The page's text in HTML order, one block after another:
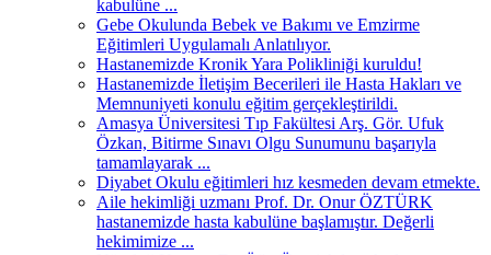
kabulüne ...
Gebe Okulunda Bebek ve Bakımı ve Emzirme
Eğitimleri Uygulamalı Anlatılıyor.
Hastanemizde Kronik Yara Polikliniği kuruldu!
Hastanemizde İletişim Becerileri ile Hasta Hakları ve
Memnuniyeti konulu eğitim gerçekleştirildi.
Amasya Üniversitesi Tıp Fakültesi Arş. Gör. Ufuk
Özkan, Bitirme Sınavı Olgu Sunumunu başarıyla
tamamlayarak ...
Diyabet Okulu eğitimleri hız kesmeden devam etmekte.
Aile hekimliği uzmanı Prof. Dr. Onur ÖZTÜRK
hastanemizde hasta kabulüne başlamıştır. Değerli
hekimimize ...